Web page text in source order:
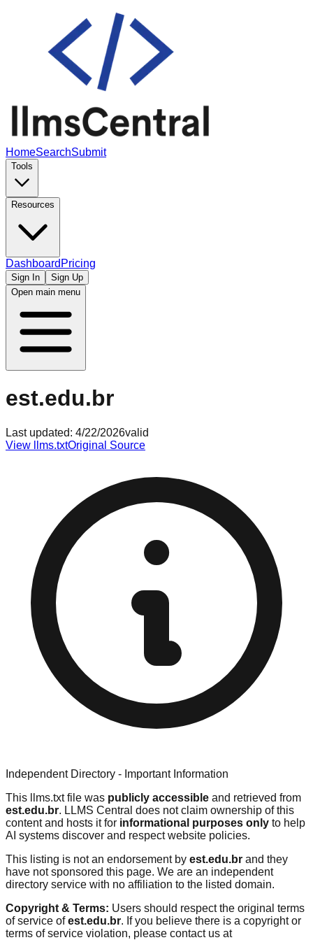
HomeSearchSubmit
Tools
Resources
Dashboard Pricing
Sign In
Sign Up
Open main menu
est.edu.br
Last updated: 4/22/2026valid
View llms.txtOriginal Source
Independent Directory - Important Information
This llms.txt file was publicly accessible and retrieved from
est.edu.br. LLMS Central does not claim ownership of this
content and hosts it for informational purposes only to help
AI systems discover and respect website policies.
This listing is not an endorsement by est.edu.br and they
have not sponsored this page. We are an independent
directory service with no affiliation to the listed domain.
Copyright & Terms: Users should respect the original terms
of service ofest.edu.br. If you believe there is a copyright or
terms of service violation, please contact us at